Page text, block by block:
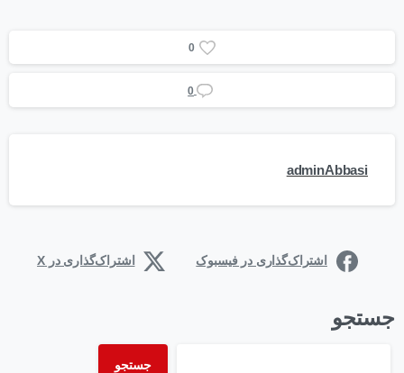
0
0
adminAbbasi
اشتراک‌گذاری در فیسبوک اشتراک‌گذاری در X
جستجو
جستجو